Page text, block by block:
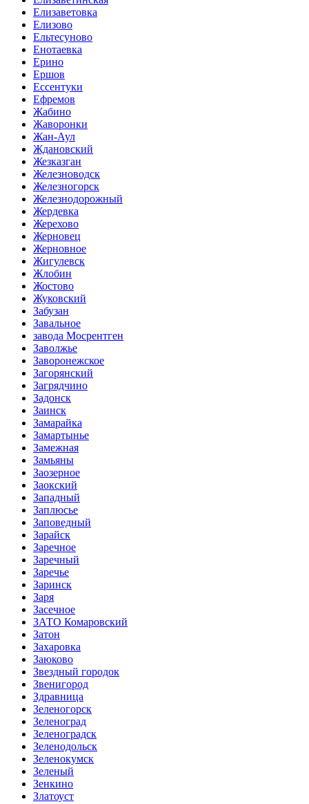
Елизаветовка
Елизово
Ельтесуново
Енотаевка
Ерино
Ершов
Ессентуки
Ефремов
Жабино
Жаворонки
Жан-Аул
Ждановский
Жезказган
Железноводск
Железногорск
Железнодорожный
Жердевка
Жерехово
Жерновец
Жерновное
Жигулевск
Жлобин
Жостово
Жуковский
Забузан
Завальное
завода Мосрентген
Заволжье
Заворонежское
Загорянский
Загрядчино
Задонск
Заинск
Замарайка
Замартынье
Замежная
Замьяны
Заозерное
Заокский
Западный
Заплюсье
Заповедный
Зарайск
Заречное
Заречный
Заречье
Заринск
Заря
Засечное
ЗАТО Комаровский
Затон
Захаровка
Заюково
Звездный городок
Звенигород
Здравница
Зеленогорск
Зеленоград
Зеленоградск
Зеленодольск
Зеленокумск
Зеленый
Зенкино
Златоуст